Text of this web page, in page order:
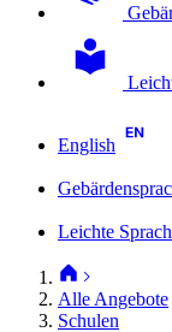
English
Leichte
Alle Angebote
Schulen